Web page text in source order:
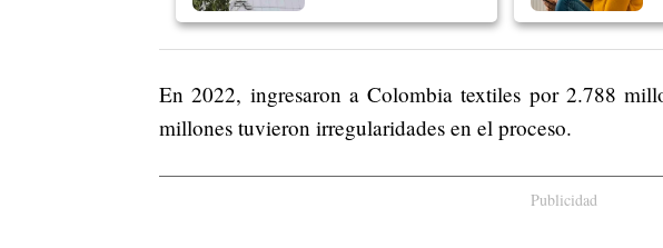
En 2022, ingresaron a Colombia textiles por 2.788
millones tuvieron irregularidades en el proceso.
Publicidad